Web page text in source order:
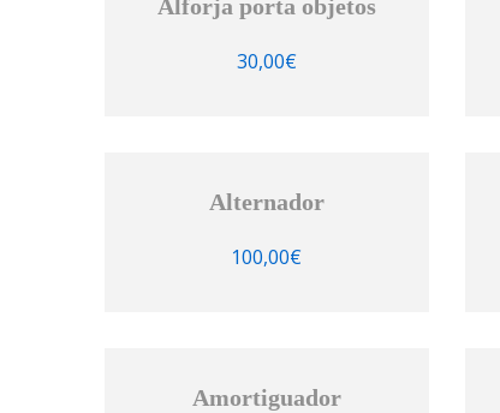
Alforja porta objetos
30,00€
Alternador
100,00€
Amortiguador